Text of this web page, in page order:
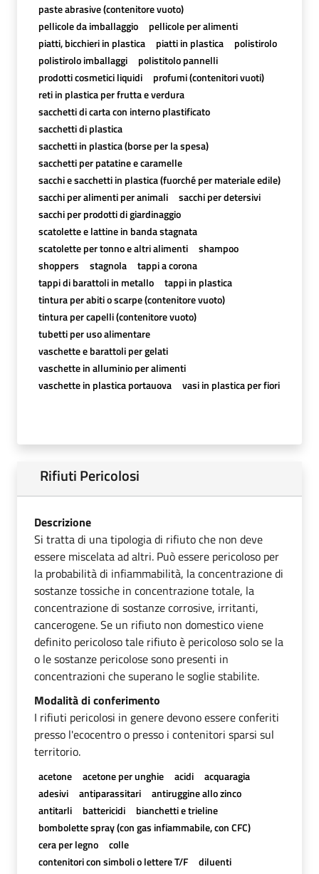
paste abrasive (contenitore vuoto)
pellicole da imballaggio
pellicole per alimenti
piatti, bicchieri in plastica
piatti in plastica
polistirolo
polistirolo imballaggi
polistitolo pannelli
prodotti cosmetici liquidi
profumi (contenitori vuoti)
reti in plastica per frutta e verdura
sacchetti di carta con interno plastificato
sacchetti di plastica
sacchetti in plastica (borse per la spesa)
sacchetti per patatine e caramelle
sacchi e sacchetti in plastica (fuorché per materiale edile)
sacchi per alimenti per animali
sacchi per detersivi
sacchi per prodotti di giardinaggio
scatolette e lattine in banda stagnata
scatolette per tonno e altri alimenti
shampoo
shoppers
stagnola
tappi a corona
tappi di barattoli in metallo
tappi in plastica
tintura per abiti o scarpe (contenitore vuoto)
tintura per capelli (contenitore vuoto)
tubetti per uso alimentare
vaschette e barattoli per gelati
vaschette in alluminio per alimenti
vaschette in plastica portauova
vasi in plastica per fiori
Rifiuti Pericolosi
Descrizione
Si tratta di una tipologia di rifiuto che non deve
essere miscelata ad altri. Può essere pericoloso per
la probabilità di infiammabilità, la concentrazione di
sostanze tossiche in concentrazione totale, la
concentrazione di sostanze corrosive, irritanti,
cancerogene. Se un rifiuto non domestico viene
definito pericoloso tale rifiuto è pericoloso solo se la
o le sostanze pericolose sono presenti in
concentrazioni che superano le soglie stabilite.
Modalità di conferimento
I rifiuti pericolosi in genere devono essere conferiti
presso l'ecocentro o presso i contenitori sparsi sul
territorio.
acetone acetone per unghie acidi
acquaragia
adesivi
antiparassitari
antiruggine allo zinco
antitarli
battericidi
bianchetti e trieline
bombolette spray (con gas infiammabile, con CFC)
cera per legno
colle
contenitori con simboli o lettere T/F
diluenti